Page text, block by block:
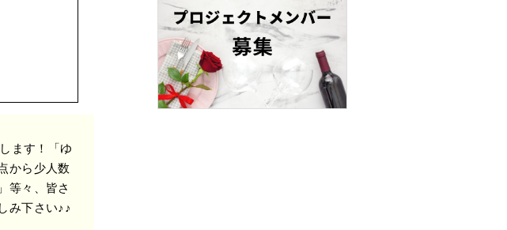
ます！「ゆ
から少人数
等々、皆さ
み下さい♪♪